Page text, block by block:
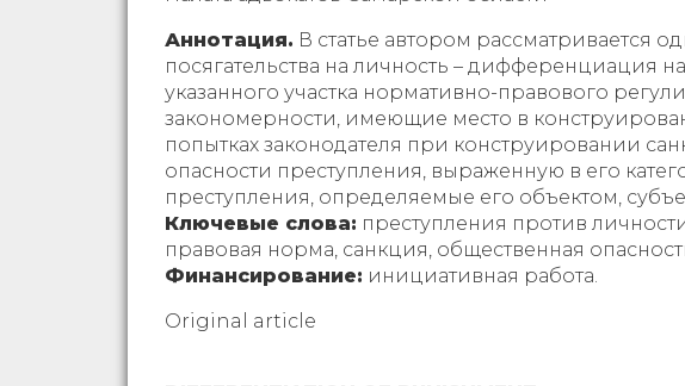
Аннотация. В статье автором рассматривается
посягательства на личность – дифференциация
указанного участка нормативно-правового
закономерности, имеющие место в
попытках законодателя при конструировании
опасности преступления, выраженную в его
преступления, определяемые его объектом,
Ключевые слова: преступления против
правовая норма, санкция, общественная
Финансирование: инициативная работа.
Original article